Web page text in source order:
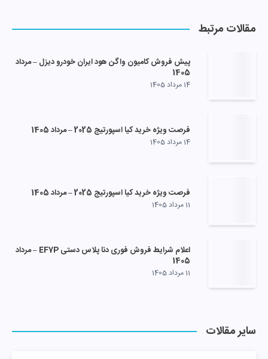
مقالات مرتبط
پیش فروش کامیون واگن هود ایران خودرو دیزل – مرداد
1405
14 مرداد 1405
فرصت ویژه خرید کیا اسپورتیج 2025 – مرداد 1405
14 مرداد 1405
فرصت ویژه خرید کیا اسپورتیج 2025 – مرداد 1405
11 مرداد 1405
اعلام شرایط فروش فوری دنا پلاس دستی EF7P – مرداد
1405
11 مرداد 1405
سایر مقالات